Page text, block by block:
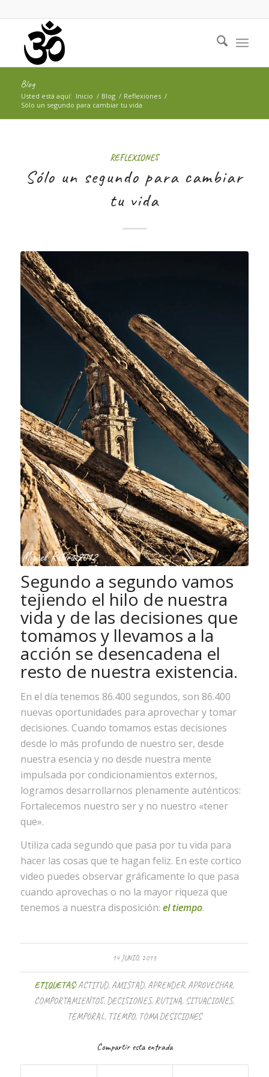
Blog
Usted está aquí: Inicio / Blog / Reflexiones /
Sólo un segundo para cambiar tu vida
REFLEXIONES
Sólo un segundo para cambiar
tu vida
Segundo a segundo vamos
tejiendo el hilo de nuestra
vida y de las decisiones que
tomamos y llevamos a la
acción se desencadena el
resto de nuestra existencia.
En el día tenemos 86.400 segundos, son 86.400
nuevas oportunidades para aprovechar y tomar
decisiones. Cuando tomamos estas decisiones
desde lo más profundo de nuestro ser, desde
nuestra esencia y no desde nuestra mente
impulsada por condicionamientos externos,
logramos desarrollarnos plenamente auténticos:
Fortalecemos nuestro ser y no nuestro «tener
que».
Utiliza cada segundo que pasa por tu vida para
hacer las cosas que te hagan feliz. En este cortico
video puedes observar gráficamente lo que pasa
cuando aprovechas o no la mayor riqueza que
tenemos a nuestra disposición: el tiempo.
14 JUNIO, 2013
ETIQUETAS:ACTITUD,AMISTAD,APRENDER,APROVECHAR,
COMPORTAMIENTOS, DECISIONES, RUTINA, SITUACIONES,
TEMPORAL, TIEMPO, TOMA DESICIONES
Compartir esta entrada